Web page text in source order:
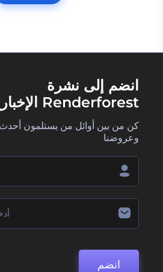
انضم إلى نشرة
Renderforest الإخبارية
كن من بين أوائل من يستلمون أحدث
وعروضنا
انضم